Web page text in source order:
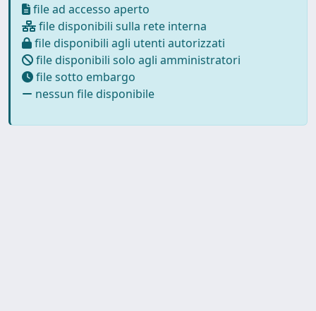
file ad accesso aperto
file disponibili sulla rete interna
file disponibili agli utenti autorizzati
file disponibili solo agli amministratori
file sotto embargo
nessun file disponibile